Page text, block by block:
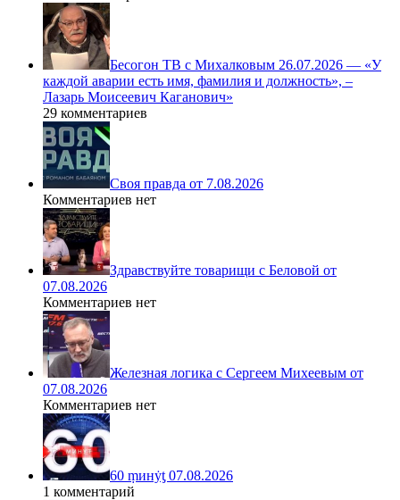
Бесогон ТВ с Михалковым 26.07.2026 — «У
каждой аварии есть имя, фамилия и должность», –
Лазарь Моисеевич Каганович»
29 комментариев
Своя правда от 7.08.2026
Комментариев нет
Здравствуйте товарищи с Беловой от
07.08.2026
Комментариев нет
Железная логика с Сергеем Михеевым от
07.08.2026
Комментариев нет
60 ṃинẏƫ 07.08.2026
1 комментарий